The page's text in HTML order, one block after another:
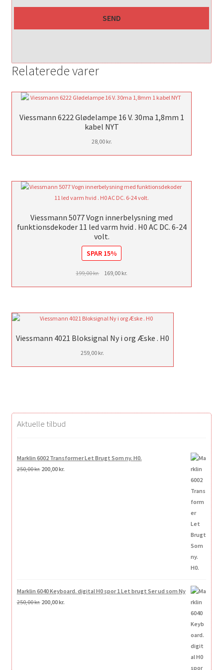
Relaterede varer
Viessmann 6222 Glødelampe 16 V. 30ma 1,8mm 1
kabel NYT
28,00 kr.
Viessmann 5077 Vogn innerbelysning med
funktionsdekoder 11 led varm hvid . H0 AC DC. 6-24
volt.
SPAR 15%
199,00kr. Den
199,00 kr..
169,00 kr.
169,00 kr..
Viessmann 4021 Bloksignal Ny i org Æske . H0
259,00 kr.
Aktuelle tilbud
Marklin 6002 Transformer Let Brugt Som ny. H0.
250,00kr. Den
200,00kr.Den
Marklin 6040 Keyboard. digital H0 spor 1 Let brugt Ser ud som Ny
250,00kr. Den
200,00kr.Den